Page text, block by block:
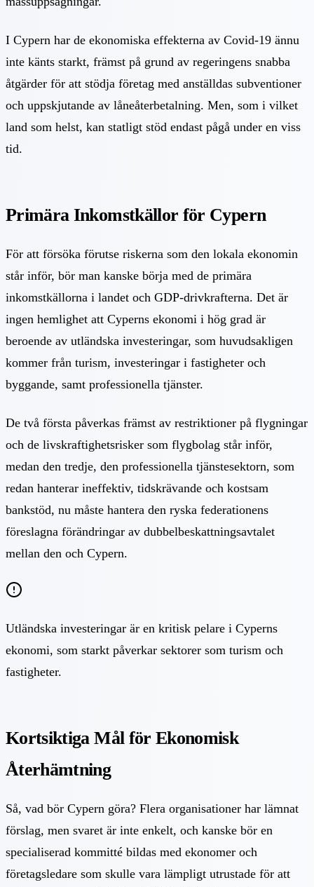
I Cypern har de ekonomiska effekterna av Covid-19 ännu
inte känts starkt, främst på grund av regeringens snabba
åtgärder för att stödja företag med anställdas subventioner
och uppskjutande av låneåterbetalning. Men, som i vilket
land som helst, kan statligt stöd endast pågå under en viss
tid.
Primära Inkomstkällor för Cypern
För att försöka förutse riskerna som den lokala ekonomin
står inför, bör man kanske börja med de primära
inkomstkällorna i landet och GDP-drivkrafterna. Det är
ingen hemlighet att Cyperns ekonomi i hög grad är
beroende av utländska investeringar, som huvudsakligen
kommer från turism, investeringar i fastigheter och
byggande, samt professionella tjänster.
De två första påverkas främst av restriktioner på flygningar
och de livskraftighetsrisker som flygbolag står inför,
medan den tredje, den professionella tjänstesektorn, som
redan hanterar ineffektiv, tidskrävande och kostsam
bankstöd, nu måste hantera den ryska federationens
föreslagna förändringar av dubbelbeskattningsavtalet
mellan den och Cypern.
Utländska investeringar är en kritisk pelare i Cyperns
ekonomi, som starkt påverkar sektorer som turism och
fastigheter.
Kortsiktiga Mål för Ekonomisk
Återhämtning
Så, vad bör Cypern göra? Flera organisationer har lämnat
förslag, men svaret är inte enkelt, och kanske bör en
specialiserad kommitté bildas med ekonomer och
företagsledare som skulle vara lämpligt utrustade för att